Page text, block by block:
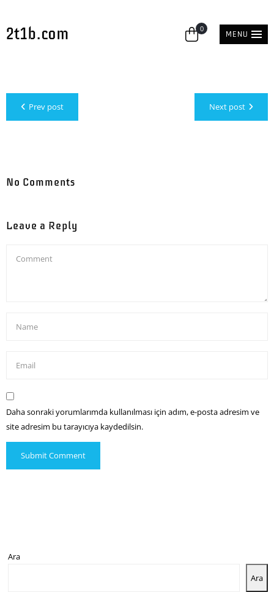
2t1b.com 0
MENU
Next post
Prev post
No Comments
Leave a Reply
Daha sonraki yorumlarımda kullanılması için adım, e-posta adresim ve
site adresim bu tarayıcıya kaydedilsin.
Ara
Ara